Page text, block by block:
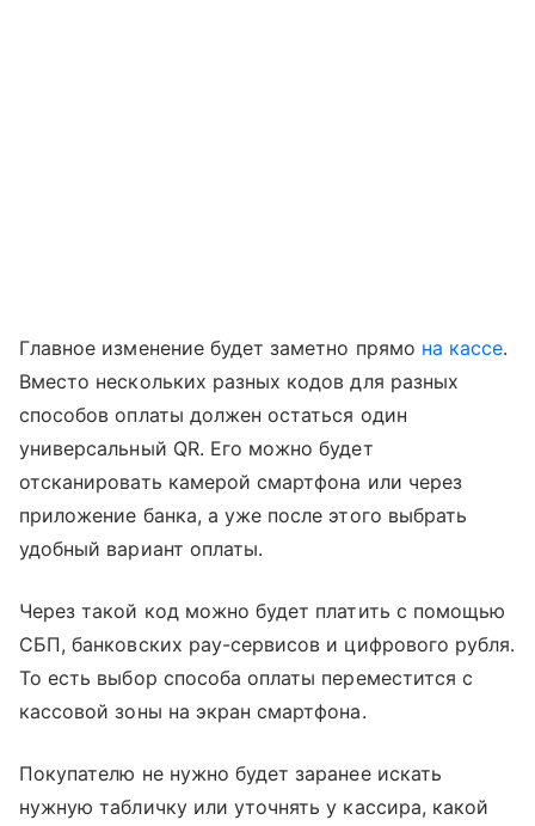
Главное изменение будет заметно прямо на кассе.
Вместо нескольких разных кодов для разных
способов оплаты должен остаться один
универсальный QR. Его можно будет
отсканировать камерой смартфона или через
приложение банка, а уже после этого выбрать
удобный вариант оплаты.
Через такой код можно будет платить с помощью
СБП, банковских pay-сервисов и цифрового рубля.
То есть выбор способа оплаты переместится с
кассовой зоны на экран смартфона.
Покупателю не нужно будет заранее искать
нужную табличку или уточнять у кассира, какой